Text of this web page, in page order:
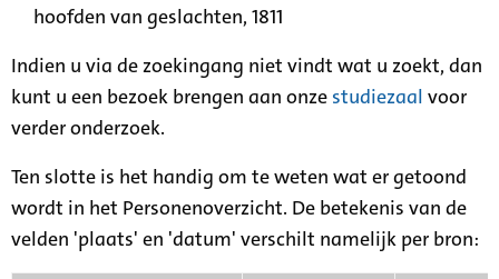
hoofden van geslachten, 1811
Indien u via de zoekingang niet vindt wat u zoekt, dan
kunt u een bezoek brengen aan onze studiezaal voor
verder onderzoek.
Ten slotte is het handig om te weten wat er getoond
wordt in het Personenoverzicht. De betekenis van de
velden 'plaats' en 'datum' verschilt namelijk per bron: